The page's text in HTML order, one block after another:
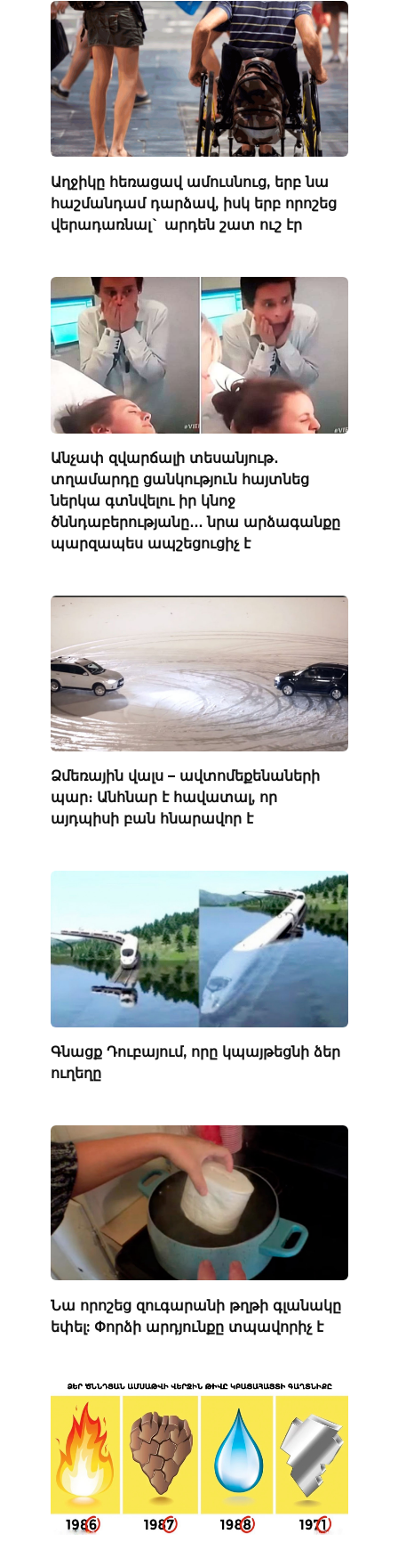
Աղջիկը հեռացավ ամուսնուց, երբ նա
հաշմանդամ դարձավ, իսկ երբ որոշեց
վերադառնալ` արդեն շատ ուշ էր
Անչափ զվարճալի տեսանյութ․
տղամարդը ցանկություն հայտնեց
ներկա գտնվելու իր կնոջ
ծննդաբերությանը․․․ նրա արձագանքը
պարզապես ապշեցուցիչ է
Ձմեռային վալս – ավտոմեքենաների
պար։ Անհնար է հավատալ, որ
այդպիսի բան հնարավոր է
Գնացք Դուբայում, որը կպայթեցնի ձեր
ուղեղը
Նա որոշեց զուգարանի թղթի գլանակը
եփել: Փորձի արդյունքը տպավորիչ է